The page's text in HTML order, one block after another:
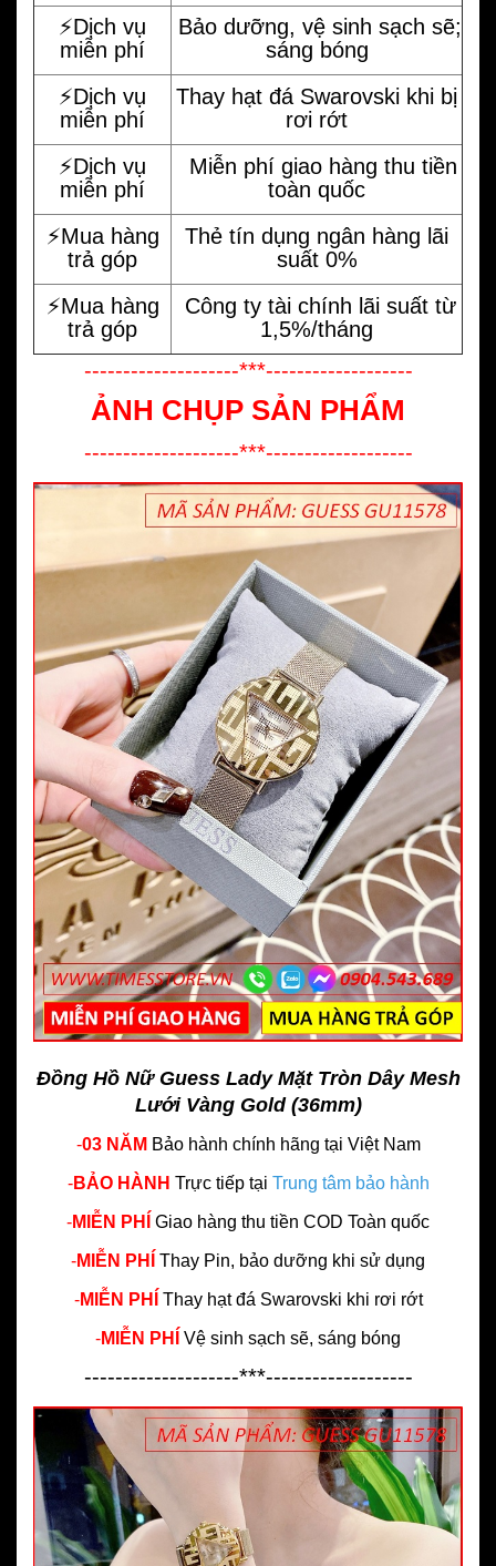
⚡️Dịch vụ
miễn phí
Bảo dưỡng, vệ sinh sạch sẽ;
sáng bóng
⚡️Dịch vụ
miễn phí
Thay hạt đá Swarovski khi bị
rơi rớt
⚡️Dịch vụ
miễn phí
Miễn phí giao hàng thu tiền
toàn quốc
⚡️Mua hàng
trả góp
Thẻ tín dụng ngân hàng lãi
suất 0%
⚡️Mua hàng
trả góp
Công ty tài chính lãi suất từ
1,5%/tháng
--------------------***-------------------
ẢNH CHỤP SẢN PHẨM
--------------------***-------------------
Đồng Hồ Nữ Guess Lady Mặt Tròn Dây Mesh
Lưới Vàng Gold (36mm)
-03 NĂM Bảo hành chính hãng tại Việt Nam
-BẢO HÀNH Trực tiếp tại Trung tâm bảo hành
-MIỄN PHÍ Giao hàng thu tiền COD Toàn quốc
-MIỄN PHÍ Thay Pin, bảo dưỡng khi sử dụng
-MIỄN PHÍ Thay hạt đá Swarovski khi rơi rớt
-MIỄN PHÍ Vệ sinh sạch sẽ, sáng bóng
--------------------***-------------------